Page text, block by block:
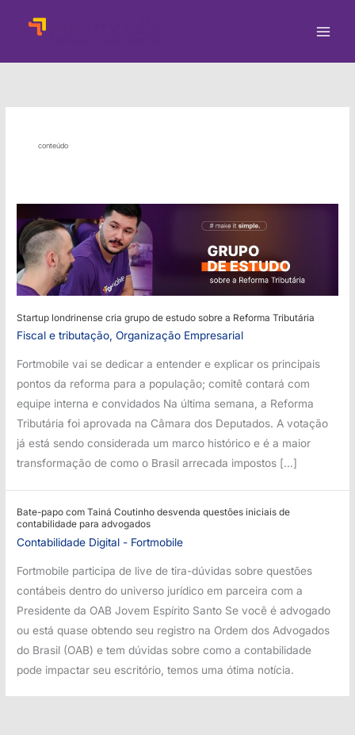
conteúdo
Startup londrinense cria grupo de estudo sobre a Reforma Tributária
Fiscal e tributação,Organização Empresarial
Fortmobile vai se dedicar a entender e explicar os principais
pontos da reforma para a população; comitê contará com
equipe interna e convidados Na última semana, a Reforma
Tributária foi aprovada na Câmara dos Deputados. A votação
já está sendo considerada um marco histórico e é a maior
transformação de como o Brasil arrecada impostos […]
Bate-papo com Tainá Coutinho desvenda questões iniciais de
contabilidade para advogados
Contabilidade Digital - Fortmobile
Fortmobile participa de live de tira-dúvidas sobre questões
contábeis dentro do universo jurídico em parceira com a
Presidente da OAB Jovem Espírito Santo Se você é advogado
ou está quase obtendo seu registro na Ordem dos Advogados
do Brasil (OAB) e tem dúvidas sobre como a contabilidade
pode impactar seu escritório, temos uma ótima notícia.